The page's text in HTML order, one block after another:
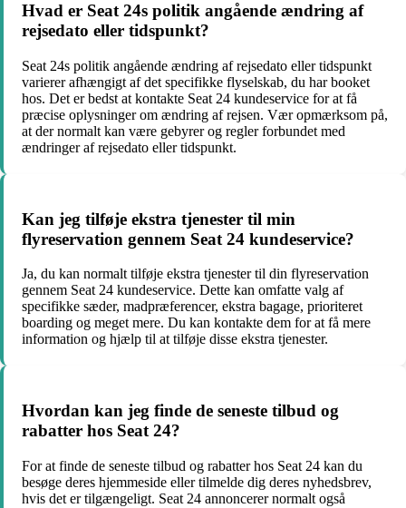
Hvad er Seat 24s politik angående ændring af
rejsedato eller tidspunkt?
Seat 24s politik angående ændring af rejsedato eller tidspunkt
varierer afhængigt af det specifikke flyselskab, du har booket
hos. Det er bedst at kontakte Seat 24 kundeservice for at få
præcise oplysninger om ændring af rejsen. Vær opmærksom på,
at der normalt kan være gebyrer og regler forbundet med
ændringer af rejsedato eller tidspunkt.
Kan jeg tilføje ekstra tjenester til min
flyreservation gennem Seat 24 kundeservice?
Ja, du kan normalt tilføje ekstra tjenester til din flyreservation
gennem Seat 24 kundeservice. Dette kan omfatte valg af
specifikke sæder, madpræferencer, ekstra bagage, prioriteret
boarding og meget mere. Du kan kontakte dem for at få mere
information og hjælp til at tilføje disse ekstra tjenester.
Hvordan kan jeg finde de seneste tilbud og
rabatter hos Seat 24?
For at finde de seneste tilbud og rabatter hos Seat 24 kan du
besøge deres hjemmeside eller tilmelde dig deres nyhedsbrev,
hvis det er tilgængeligt. Seat 24 annoncerer normalt også